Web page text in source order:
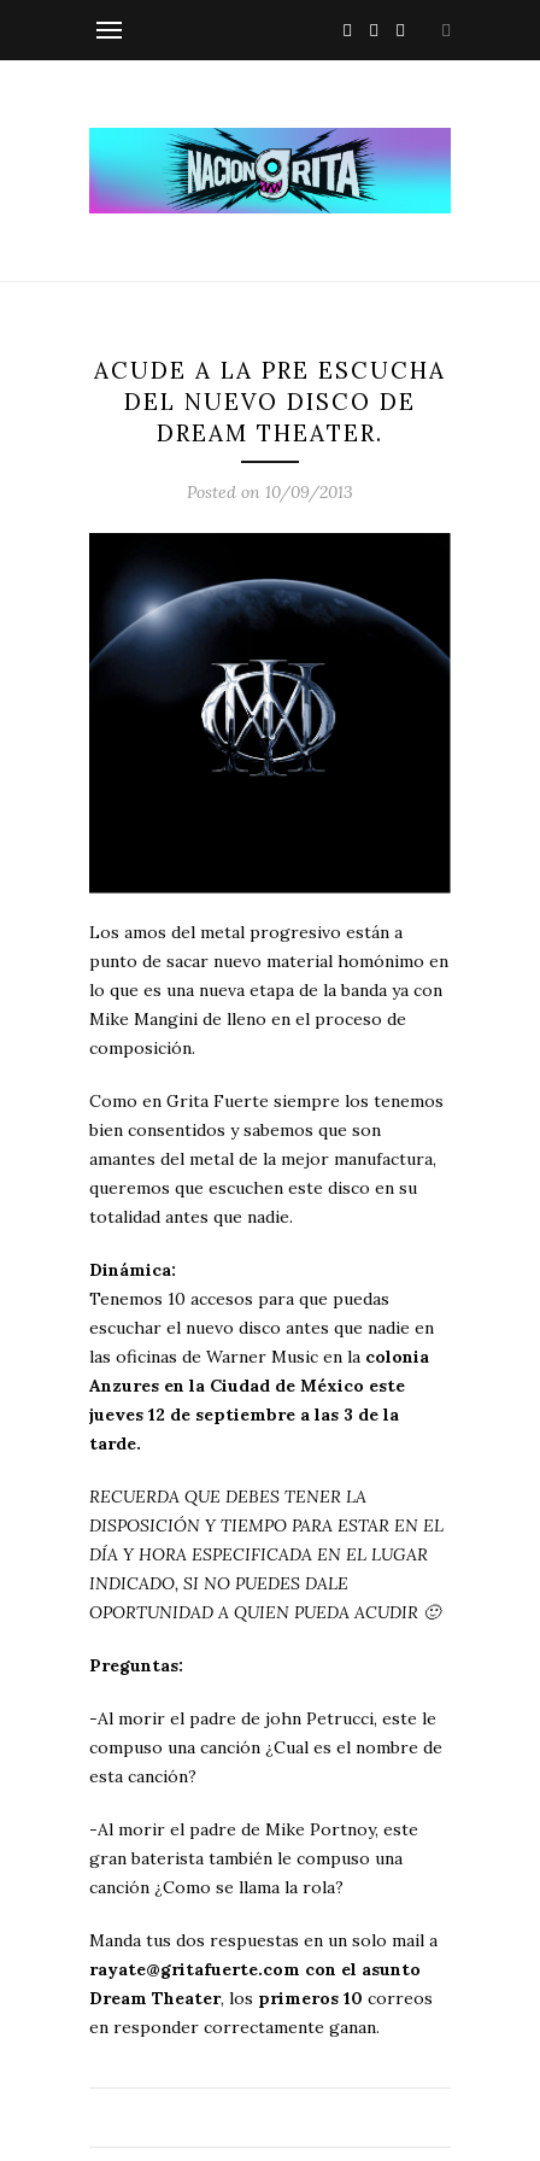
ACUDE A LA PRE ESCUCHA
DEL NUEVO DISCO DE
DREAM THEATER.
Posted on 10/09/2013
Los amos del metal progresivo están a
punto de sacar nuevo material homónimo en
lo que es una nueva etapa de la banda ya con
Mike Mangini de lleno en el proceso de
composición.
Como en Grita Fuerte siempre los tenemos
bien consentidos y sabemos que son
amantes del metal de la mejor manufactura,
queremos que escuchen este disco en su
totalidad antes que nadie.
Dinámica:
Tenemos 10 accesos para que puedas
escuchar el nuevo disco antes que nadie en
las oficinas de Warner Music en la colonia
Anzures en la Ciudad de México este
jueves 12 de septiembre a las 3 de la
tarde.
RECUERDA QUE DEBES TENER LA
DISPOSICIÓN Y TIEMPO PARA ESTAR EN EL
DÍA Y HORA ESPECIFICADA EN EL LUGAR
INDICADO, SI NO PUEDES DALE
OPORTUNIDAD A QUIEN PUEDA ACUDIR 🙂
Preguntas:
-Al morir el padre de john Petrucci, este le
compuso una canción ¿Cual es el nombre de
esta canción?
-Al morir el padre de Mike Portnoy, este
gran baterista también le compuso una
canción ¿Como se llama la rola?
Manda tus dos respuestas en un solo mail a
rayate@gritafuerte.com con el asunto
Dream Theater, los primeros 10 correos
en responder correctamente ganan.